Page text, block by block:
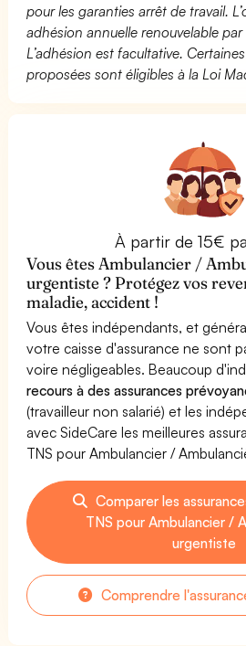
pour les garanties arrêt de travail.
adhésion annuelle renouvelable
L’adhésion est facultative.
proposées sont éligibles à la Loi
À partir de 15€
Vous êtes Ambulancier /
urgentiste ? Protégez vos
maladie, accident !
Vous êtes indépendants, et
votre caisse d'assurance ne sont
voire négligeables. Beaucoup
recours à des assurances
(travailleur non salarié) et les
avec SideCare les meilleures
TNS pour Ambulancier /
Comparer les
TNS pour Ambulancier /
urgentiste
Comprendre